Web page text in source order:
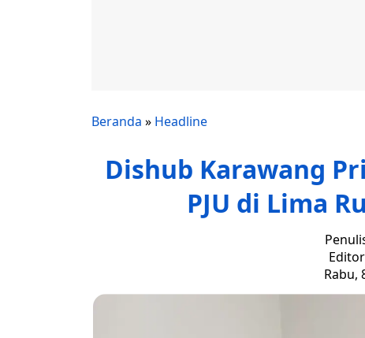
Beranda » Headline
Dishub Karawang
PJU di Lima
Rabu,